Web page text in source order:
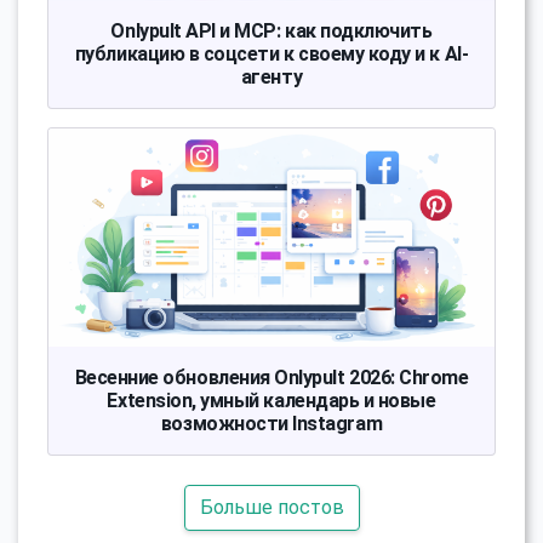
Onlypult API и MCP: как подключить
публикацию в соцсети к своему коду и к AI-
агенту
Весенние обновления Onlypult 2026: Chrome
Extension, умный календарь и новые
возможности Instagram
Больше постов